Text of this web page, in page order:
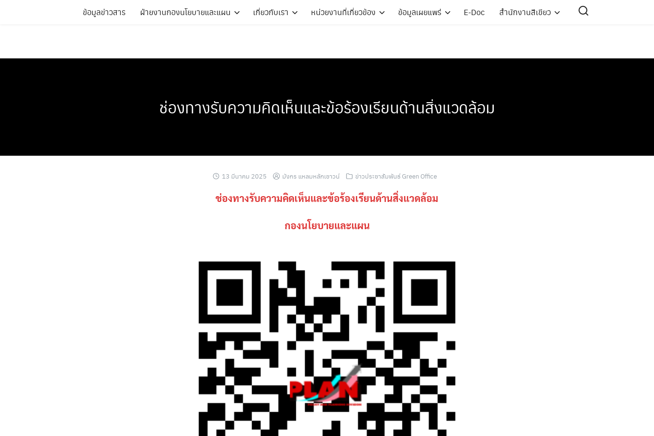
ข้อมูลข่าวสาร ฝ่ายงานกองนโยบายและแผน เกี่ยวกับเรา หน่วยงานที่เกี่ยวข้อง ข้อมูลเผยแพร่ E-Doc สำนักงานสีเขียว
Search
ช่องทางรับความคิดเห็นและข้อร้องเรียนด้านสิ่งแวดล้อม
13 มีนาคม 2025 มังกร แหลมหลักเชาวน์ ข่าวประชาสัมพันธ์ Green Office
ช่องทางรับความคิดเห็นและข้อร้องเรียนด้านสิ่งแวดล้อม
กองนโยบายและแผน